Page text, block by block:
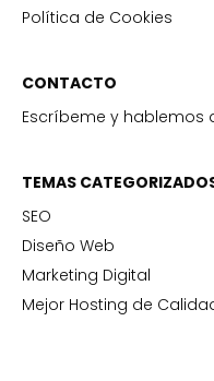
Política de Cookies
CONTACTO
Escríbeme y hablemos
TEMAS
SEO
Diseño Web
Marketing Digital
Mejor Hosting de